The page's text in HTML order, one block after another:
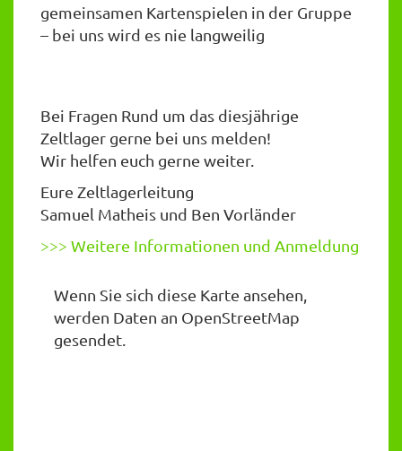
gemeinsamen Kartenspielen in der Gruppe
– bei uns wird es nie langweilig
Bei Fragen Rund um das diesjährige
Zeltlager gerne bei uns melden!
Wir helfen euch gerne weiter.
Eure Zeltlagerleitung
Samuel Matheis und Ben Vorländer
>>> Weitere Informationen und Anmeldung
Wenn Sie sich diese Karte ansehen,
werden Daten an OpenStreetMap
gesendet.